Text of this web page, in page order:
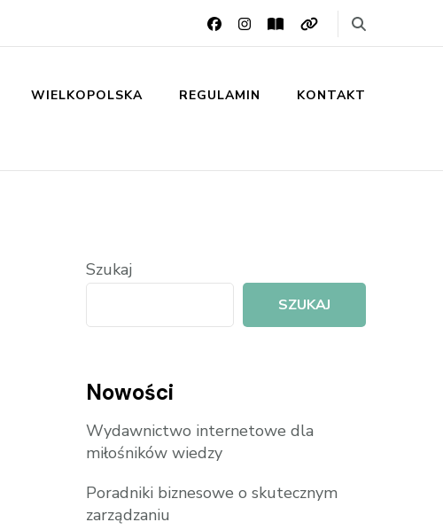
WIELKOPOLSKA REGULAMIN KONTAKT
Szukaj
SZUKAJ
Nowości
Wydawnictwo internetowe dla
miłośników wiedzy
Poradniki biznesowe o skutecznym
zarządzaniu